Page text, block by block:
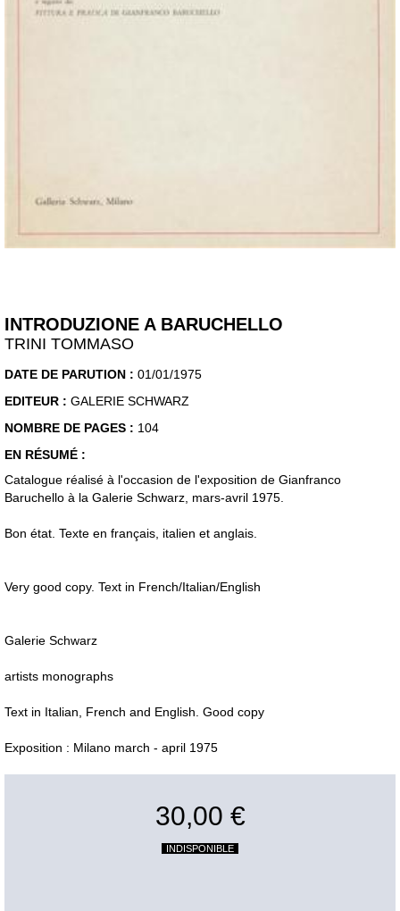
INTRODUZIONE A BARUCHELLO
TRINI TOMMASO
DATE DE PARUTION : 01/01/1975
EDITEUR : GALERIE SCHWARZ
NOMBRE DE PAGES : 104
EN RÉSUMÉ :
Catalogue réalisé à l'occasion de l'exposition de Gianfranco
Baruchello à la Galerie Schwarz, mars-avril 1975.
Bon état. Texte en français, italien et anglais.
Very good copy. Text in French/Italian/English
Galerie Schwarz
artists monographs
Text in Italian, French and English. Good copy
Exposition : Milano march - april 1975
30,00 €
INDISPONIBLE